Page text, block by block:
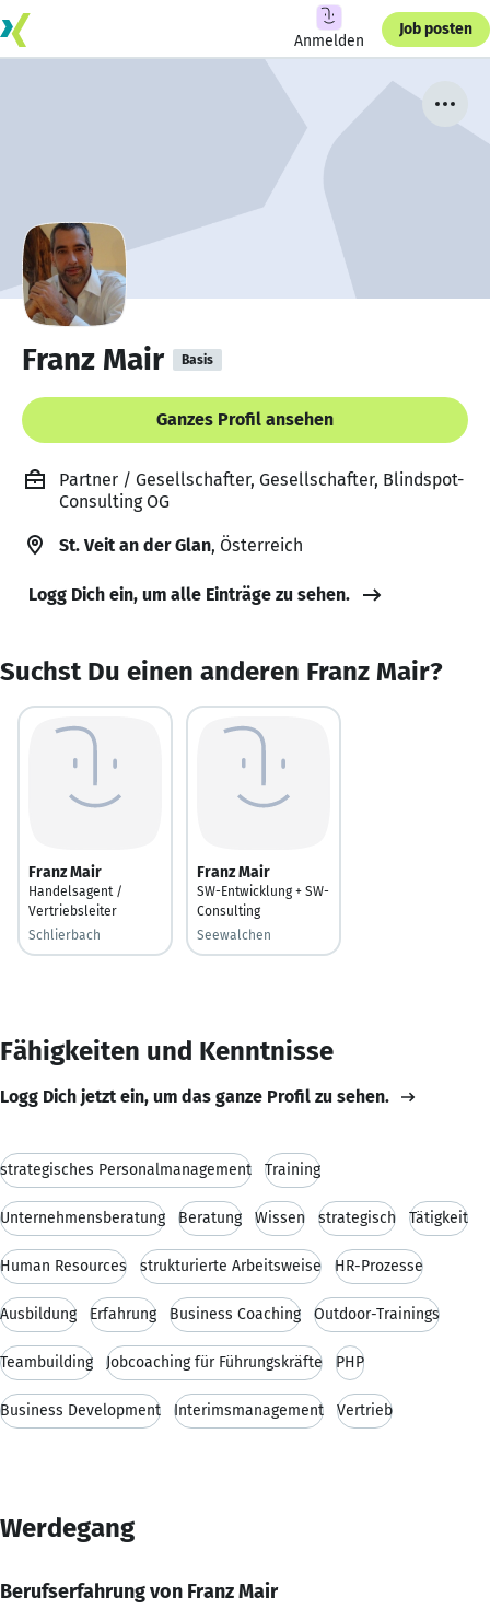
Anmelden
Job posten
Franz Mair Basis
Ganzes Profil ansehen
Partner / Gesellschafter, Gesellschafter, Blindspot-
Consulting OG
St. Veit an der Glan, Österreich
Logg Dich ein, um alle Einträge zu sehen.
Suchst Du einen anderen Franz Mair?
Franz Mair
Handelsagent /
Vertriebsleiter
Schlierbach
Franz Mair
SW-Entwicklung + SW-
Consulting
Seewalchen
Fähigkeiten und Kenntnisse
Logg Dich jetzt ein, um das ganze Profil zu sehen.
strategisches Personalmanagement Training
Unternehmensberatung Beratung Wissen strategisch Tätigkeit
Human Resources strukturierte Arbeitsweise HR-Prozesse
Ausbildung Erfahrung Business Coaching Outdoor-Trainings
Teambuilding Jobcoaching für Führungskräfte PHP
Business Development Interimsmanagement Vertrieb
Werdegang
Berufserfahrung von Franz Mair